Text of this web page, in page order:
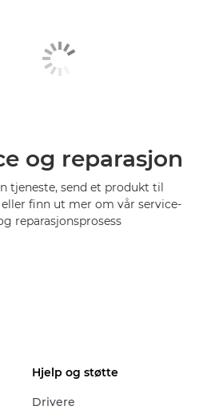
og reparasjon
tjeneste, send et produkt til
eller finn ut mer om vår service-
reparasjonsprosess
Hjelp og støtte
Drivere